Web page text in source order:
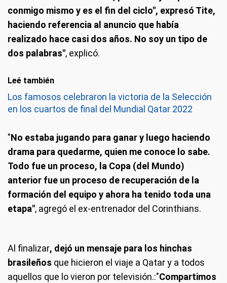
conmigo mismo y es el fin del ciclo", expresó Tite,
haciendo referencia al anuncio que había
realizado hace casi dos años. No soy un tipo de
dos palabras", explicó.
Leé también
Los famosos celebraron la victoria de la Selección
en los cuartos de final del Mundial Qatar 2022
"No estaba jugando para ganar y luego haciendo
drama para quedarme, quien me conoce lo sabe.
Todo fue un proceso, la Copa (del Mundo)
anterior fue un proceso de recuperación de la
formación del equipo y ahora ha tenido toda una
etapa", agregó el ex-entrenador del Corinthians.
Al finalizar, dejó un mensaje para los hinchas
brasileños que hicieron el viaje a Qatar y a todos
aquellos que lo vieron por televisión.:"Compartimos